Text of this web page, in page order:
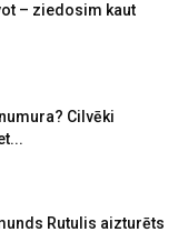
– ziedosim kaut
Cilvēki
Rutulis aizturēts